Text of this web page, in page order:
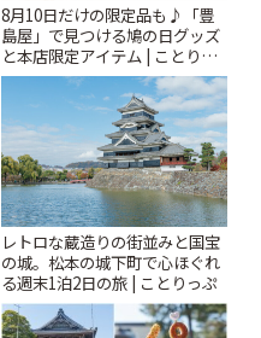
8月10日だけの限定品も♪「豊
島屋」で見つける鳩の日グッズ
と本店限定アイテム | ことりっ
ぷ
レトロな蔵造りの街並みと国宝
の城。松本の城下町で心ほぐれ
る週末1泊2日の旅 | ことりっぷ